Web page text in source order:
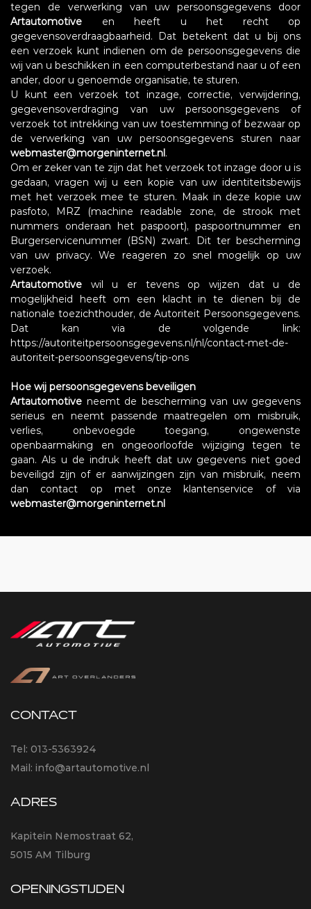
tegen de verwerking van uw persoonsgegevens door
Artautomotive en heeft u het recht op
gegevensoverdraagbaarheid. Dat betekent dat u bij ons
een verzoek kunt indienen om de persoonsgegevens die
wij van u beschikken in een computerbestand naar u of een
ander, door u genoemde organisatie, te sturen.
U kunt een verzoek tot inzage, correctie, verwijdering,
gegevensoverdraging van uw persoonsgegevens of
verzoek tot intrekking van uw toestemming of bezwaar op
de verwerking van uw persoonsgegevens sturen naar
webmaster@morgeninternet.nl.
Om er zeker van te zijn dat het verzoek tot inzage door u is
gedaan, vragen wij u een kopie van uw identiteitsbewijs
met het verzoek mee te sturen. Maak in deze kopie uw
pasfoto, MRZ (machine readable zone, de strook met
nummers onderaan het paspoort), paspoortnummer en
Burgerservicenummer (BSN) zwart. Dit ter bescherming
van uw privacy. We reageren zo snel mogelijk op uw
verzoek.
Artautomotive wil u er tevens op wijzen dat u de
mogelijkheid heeft om een klacht in te dienen bij de
nationale toezichthouder, de Autoriteit Persoonsgegevens.
Dat kan via de volgende link:
https://autoriteitpersoonsgegevens.nl/nl/contact-met-de-
autoriteit-persoonsgegevens/tip-ons
Hoe wij persoonsgegevens beveiligen
Artautomotive neemt de bescherming van uw gegevens
serieus en neemt passende maatregelen om misbruik,
verlies, onbevoegde toegang, ongewenste
openbaarmaking en ongeoorloofde wijziging tegen te
gaan. Als u de indruk heeft dat uw gegevens niet goed
beveiligd zijn of er aanwijzingen zijn van misbruik, neem
dan contact op met onze klantenservice of via
webmaster@morgeninternet.nl
CONTACT
Tel: 013-5363924
Mail: info@artautomotive.nl
ADRES
Kapitein Nemostraat 62,
5015 AM Tilburg
OPENINGSTIJDEN